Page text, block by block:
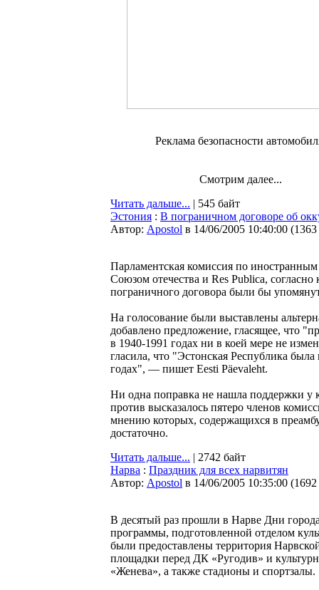
Реклама безопасности
Смотрим далее...
Читать дальше... | 545 байт
Эстония : В пограничном договоре об
Автор: Apostol в 14/06/2005 10:40:00 (
Парламентская комиссия по
Союзом отечества и Res Publica,
пограничного договора были бы
На голосование были выставлены
добавлено предложение, гласящее, что
в 1940-1991 годах ни в коей мере не
гласила, что "Эстонская Республика
годах", — пишет Eesti Päevaleht.
Ни одна поправка не нашла поддержки у
против высказалось пятеро членов
мнению которых, содержащихся в
достаточно.
Читать дальше... | 2742 байт
Нарва : Праздник для всех нарвитян
Автор: Apostol в 14/06/2005 10:35:00 (
В десятый раз прошли в Нарве Дни
программы, подготовленной отделом
были предоставлены территория
площадки перед ДК «Ругодив» и
«Женева», а также стадионы и спортзалы.